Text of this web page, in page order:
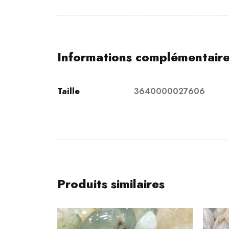
Informations
Taille 3640000027606
Produits similaires